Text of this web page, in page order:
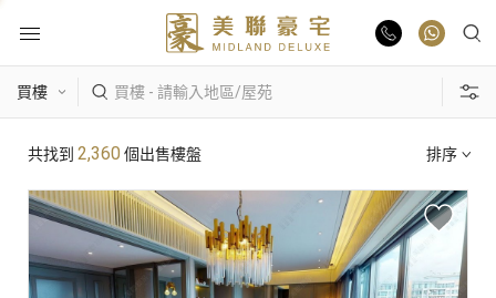
物業出售
業主放盤
主題搵樓
共找到 2,360 個出售樓盤 排序